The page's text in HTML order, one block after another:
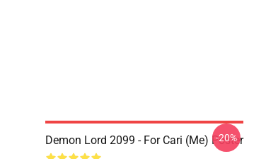
Demon Lord 2099 - For Cari (me) Poster
-20%